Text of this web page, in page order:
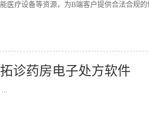
能医疗设备等资源，为B端客户提供合法合规
拓诊药房电子处方软件
...